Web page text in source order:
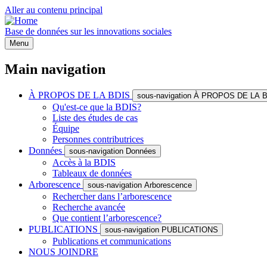
Aller au contenu principal
Base de données sur les innovations sociales
Menu
Main navigation
À PROPOS DE LA BDIS sous-navigation À PROPOS DE LA
Qu'est-ce que la BDIS?
Liste des études de cas
Équipe
Personnes contributrices
Données
sous-navigation Données
Accès à la BDIS
Tableaux de données
Arborescence
sous-navigation Arborescence
Rechercher dans l’arborescence
Recherche avancée
Que contient l’arborescence?
PUBLICATIONS
sous-navigation PUBLICATIONS
Publications et communications
NOUS JOINDRE